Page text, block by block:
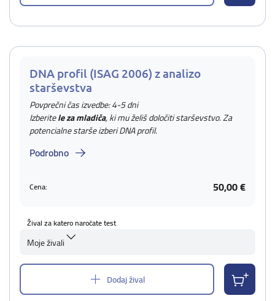
DNA profil (ISAG 2006) z analizo
starševstva
Povprečni čas izvedbe: 4-5 dni
Izberitele za mladiča, ki mu želiš določiti starševstvo. Za
potencialne starše izberi DNA profil.
Podrobno
Cena: 50,00 €
Žival za katero naročate test
Moje živali
Dodaj žival